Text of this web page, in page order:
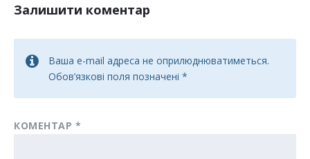
Залишити коментар
Ваша e-mail адреса не оприлюднюватиметься.
Обов’язкові поля позначені *
КОМЕНТАР*